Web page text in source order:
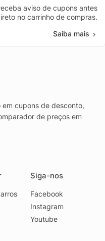
aviso de cupons antes
no carrinho de compras.
Saiba mais
cupons de desconto,
de preços em
Siga-nos
Facebook
Instagram
Youtube